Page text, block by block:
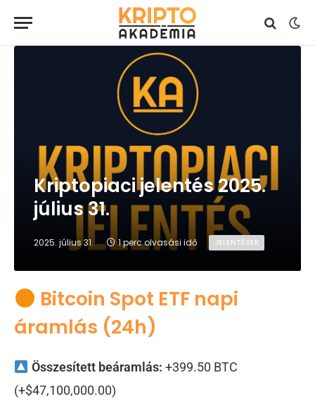
Kriptopiaci jelentés 2025.
július 31.
2025. július 31. 1 perc olvasási idő JELENTÉSEK
Bitcoin Spot ETF napi
áramlás (24h)
Összesített beáramlás: +399.50 BTC
(+$47,100,000.00)